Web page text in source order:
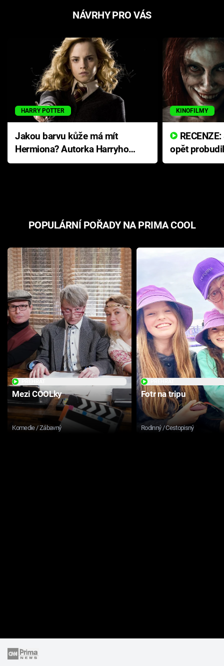
NÁVRHY PRO VÁS
HARRY POTTER
Jakou barvu kůže má mít
Hermiona? Autorka Harryho
Pottera přišla s ráznou
KINOFILMY
opět
přichází s
POPULÁRNÍ POŘADY NA PRIMA COOL
Mezi COOLky
Komedie / Zábavný
Fotr na tripu
Rodinný / Cestopisný